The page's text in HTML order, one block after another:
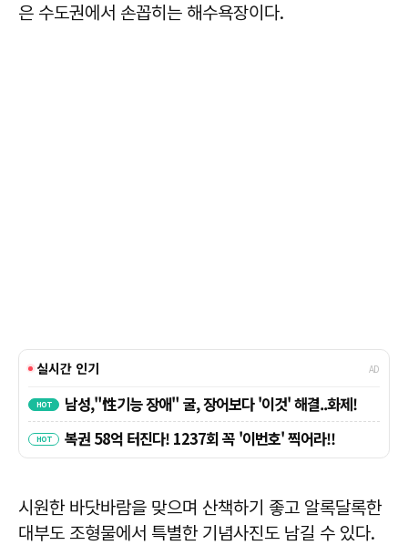
은 수도권에서 손꼽히는 해수욕장이다.
시원한 바닷바람을 맞으며 산책하기 좋고 알록달록한
대부도 조형물에서 특별한 기념사진도 남길 수 있다.